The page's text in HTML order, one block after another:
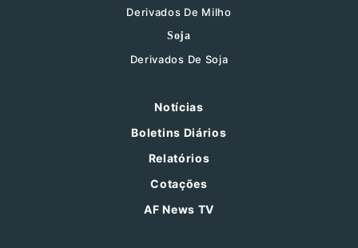
Derivados De Milho
Soja
Derivados De Soja
Notícias
Boletins Diários
Relatórios
Cotações
AF News TV